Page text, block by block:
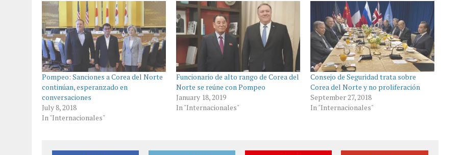
Pompeo: Sanciones a Corea del Norte
continúan, esperanzado en
conversaciones
July 8, 2018
In "Internacionales"
Funcionario de alto rango de Corea del
Norte se reúne con Pompeo
January 18, 2019
In "Internacionales"
Consejo de Seguridad trata sobre
Corea del Norte y no proliferación
September 27, 2018
In "Internacionales"